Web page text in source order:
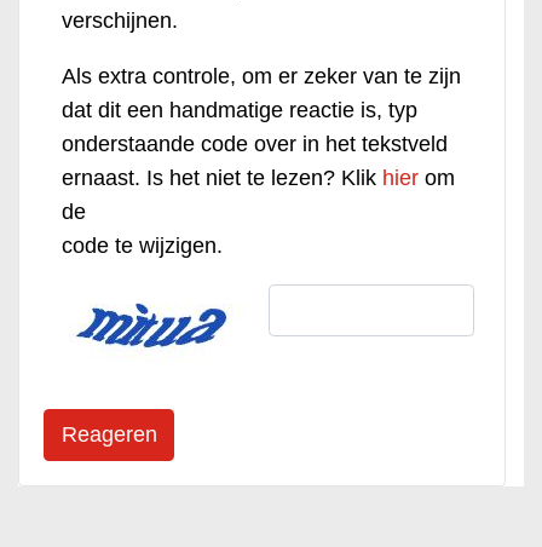
verschijnen.
Als extra controle, om er zeker van te zijn
dat dit een handmatige reactie is, typ
onderstaande code over in het tekstveld
ernaast. Is het niet te lezen? Klik hier om
de
code te wijzigen.